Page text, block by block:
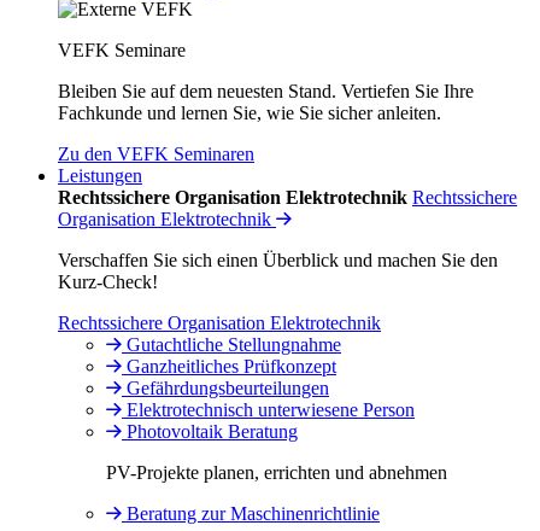
VEFK Seminare
Bleiben Sie auf dem neuesten Stand. Vertiefen Sie Ihre
Fachkunde und lernen Sie, wie Sie sicher anleiten.
Zu den VEFK Seminaren
Leistungen
Rechtssichere Organisation Elektrotechnik Rechtssichere
Organisation Elektrotechnik
Verschaffen Sie sich einen Überblick und machen Sie den
Kurz-Check!
Rechtssichere Organisation Elektrotechnik
Gutachtliche Stellungnahme
Ganzheitliches Prüfkonzept
Gefährdungsbeurteilungen
Elektrotechnisch unterwiesene Person
Photovoltaik Beratung
PV-Projekte planen, errichten und abnehmen
Beratung zur Maschinenrichtlinie